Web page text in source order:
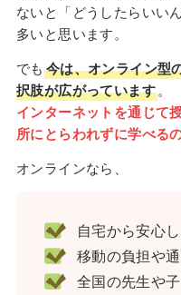
ないと「どうしたらいい
多いと思います。
でも 今は、オンライン型
択肢が広がっています。
インターネットを通じて
所にとらわれずに学べる
オンラインなら、
自宅から安心
移動の負担や
全国の先生や